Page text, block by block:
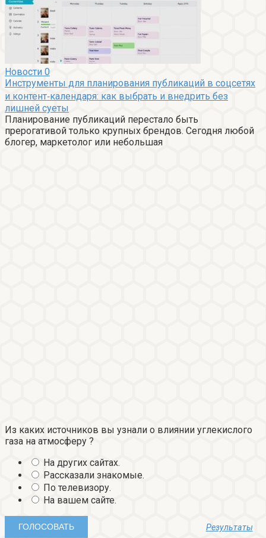
Новости 0
Инструменты для планирования публикаций в соцсетях
и контент‑календаря: как выбрать и внедрить без
лишней суеты
Планирование публикаций перестало быть
прерогативой только крупных брендов. Сегодня любой
блогер, маркетолог или небольшая
Из каких источников вы узнали о влиянии углекислого
газа на атмосферу ?
На других сайтах.
Рассказали знакомые.
По телевизору.
На вашем сайте.
Результаты